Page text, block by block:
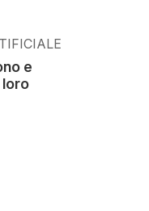
e
loro